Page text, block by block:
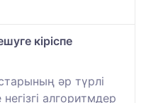
кіріспе
әр түрлі
алгоритмдер